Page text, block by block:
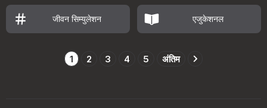
जीवन सिम्युलेशन एजुकेशनल
1 2 3 4 5 अंतिम